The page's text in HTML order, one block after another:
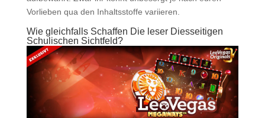
Vorlieben qua den Inhaltsstoffe variieren.
Wie gleichfalls Schaffen Die leser Diesseitigen
Schulischen Sichtfeld?